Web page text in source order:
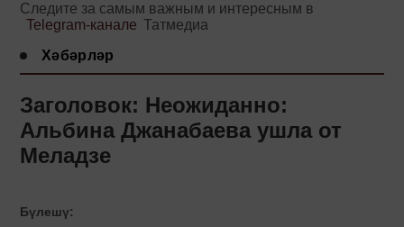
Следите за самым важным и интересным в
Telegram-канале Татмедиа
Хәбәрләр
Заголовок: Неожиданно:
Альбина Джанабаева ушла от
Меладзе
Бүлешү: